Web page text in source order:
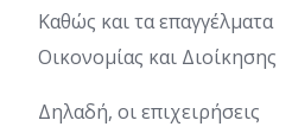
Καθώς και τα επαγγέλματα
Οικονομίας και Διοίκησης
Δηλαδή, οι επιχειρήσεις